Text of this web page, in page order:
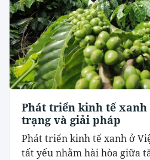
Phát triển kinh tế
trạng và giải pháp
Phát triển kinh tế xanh ở
tất yếu nhằm hài hòa giữa